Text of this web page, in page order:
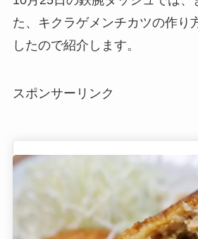
た、キクラゲメンチカツの作り
したので紹介します。
スポンサーリンク